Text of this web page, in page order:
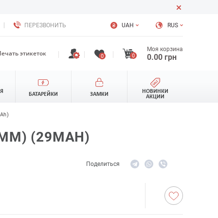
ПЕРЕЗВОНИТЬ UAH RUS
0 0
Моя корзина
0.00 грн
этикеток
БАТАРЕЙКИ ЗАМКИ
НОВИНКИ
АКЦИИ
(29MAH)
Поделиться